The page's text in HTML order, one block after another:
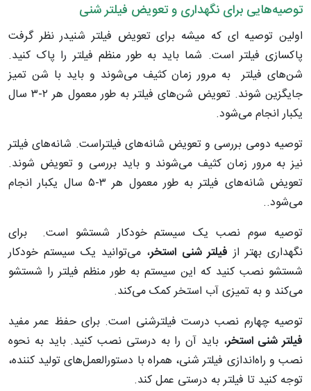
توصیه‌هایی برای نگهداری و تعویض فیلتر شنی
اولین توصیه ای که میشه برای تعویض فیلتر شنیدر نظر گرفت
پاکسازی فیلتر است. شما باید به طور منظم فیلتر را پاک کنید.
شن‌های فیلتر به مرور زمان کثیف می‌شوند و باید با شن تمیز
جایگزین شوند. تعویض شن‌های فیلتر به طور معمول هر ۲-۳ سال
یکبار انجام می‌شود.
توصیه دومی بررسی و تعویض شانه‌های فیلتراست. شانه‌های فیلتر
نیز به مرور زمان کثیف می‌شوند و باید بررسی و تعویض شوند.
تعویض شانه‌های فیلتر به طور معمول هر ۳-۵ سال یکبار انجام
می‌شود..
توصیه سوم نصب یک سیستم خودکار شستشو است. برای
نگهداری بهتر از فیلتر شنی استخر، می‌توانید یک سیستم خودکار
شستشو نصب کنید که این سیستم به طور منظم فیلتر را شستشو
می‌کند و به تمیزی آب استخر کمک می‌کند.
توصیه چهارم نصب درست فیلترشنی است. برای حفظ عمر مفید
فیلتر شنی استخر، باید آن را به درستی نصب کنید. باید به نحوه
نصب و راه‌اندازی فیلتر شنی، همراه با دستورالعمل‌های تولید کننده،
توجه کنید تا فیلتر به درستی عمل کند.